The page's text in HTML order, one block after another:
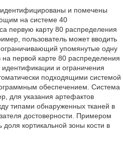
и помечены
на системе 40
первую карту 80 распределения
пользователь может вводить
ограничивающий упомянутые одну
первой карте 80 распределения
и ограничения
подходящими системой
обеспечением. Система
для указания артефактов
типами обнаруженных тканей в
достоверности. Примером
кортикальной зоны кости в